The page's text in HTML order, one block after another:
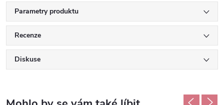
Parametry produktu
Recenze
Diskuse